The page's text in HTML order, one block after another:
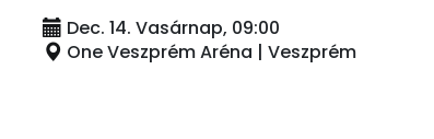
Dec. 14. Vasárnap, 09:00
One Veszprém Aréna | Veszprém